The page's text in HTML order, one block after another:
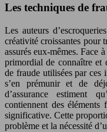
Les techniques de
Les auteurs
créativité croissantes pour
assurés eux-mêmes. Face
primordial de connaître et
de fraude utilisées par
s’en prémunir et de
d’assurance estiment
contiennent des éléments
significative. Cette
problème et la nécessité